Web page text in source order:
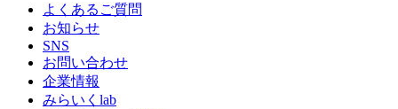
よくあるご質問
お知らせ
SNS
お問い合わせ
企業情報
みらいくlab